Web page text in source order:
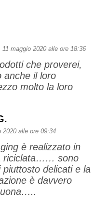
11 maggio 2020 alle ore 18:36
che proverei,
anche il loro
molto la loro
2020 alle ore 09:34
è realizzato in
riciclata…… sono
piuttosto delicati e la
è davvero